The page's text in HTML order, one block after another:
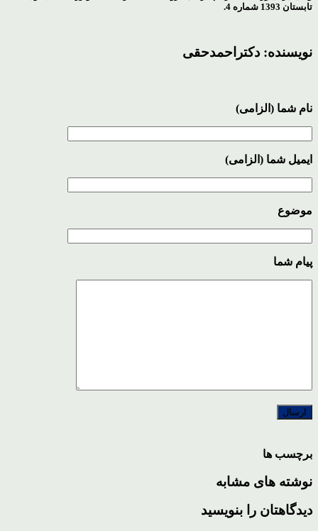
تابستان 1393 شماره 4.
نویسنده: دکتراحمدحقی
نام شما (الزامی)
ایمیل شما (الزامی)
موضوع
پیام شما
برچسب ها
نوشته های مشابه
دیدگاهتان را بنویسید